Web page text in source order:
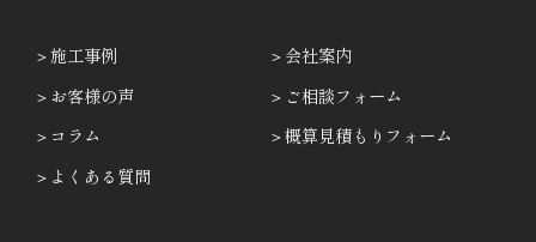
施工事例
お客様の声
コラム
よくある質問
会社案内
ご相談フォーム
概算見積もりフォーム